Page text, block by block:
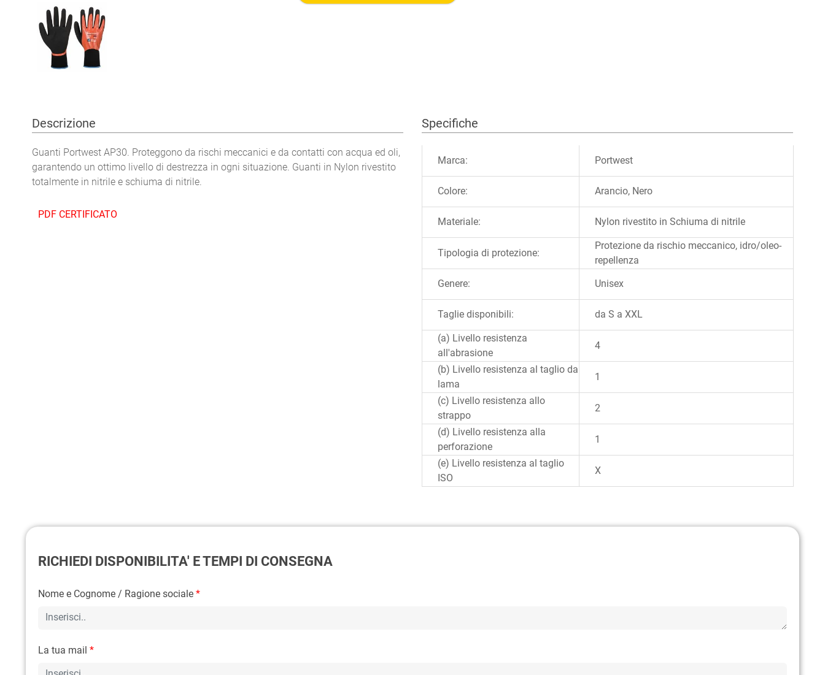
Descrizione
Guanti Portwest AP30. Proteggono da rischi meccanici e da contatti con acqua ed oli,
garantendo un ottimo livello di destrezza in ogni situazione. Guanti in Nylon rivestito
totalmente in nitrile e schiuma di nitrile.
PDF CERTIFICATO
Specifiche
Marca: Portwest
Colore: Arancio, Nero
Materiale: Nylon rivestito in Schiuma di nitrile
Tipologia di protezione:
Protezione da rischio meccanico, idro/oleo-
repellenza
Genere:
Unisex
Taglie disponibili: da S a XXL
(a) Livello resistenza
all'abrasione
4
(b) Livello resistenza al taglio da
lama
1
(c) Livello resistenza allo
strappo
2
(d) Livello resistenza alla
perforazione
1
(e) Livello resistenza al taglio
ISO
X
RICHIEDI DISPONIBILITA' E TEMPI DI CONSEGNA
Nome e Cognome / Ragione sociale *
La tua mail *